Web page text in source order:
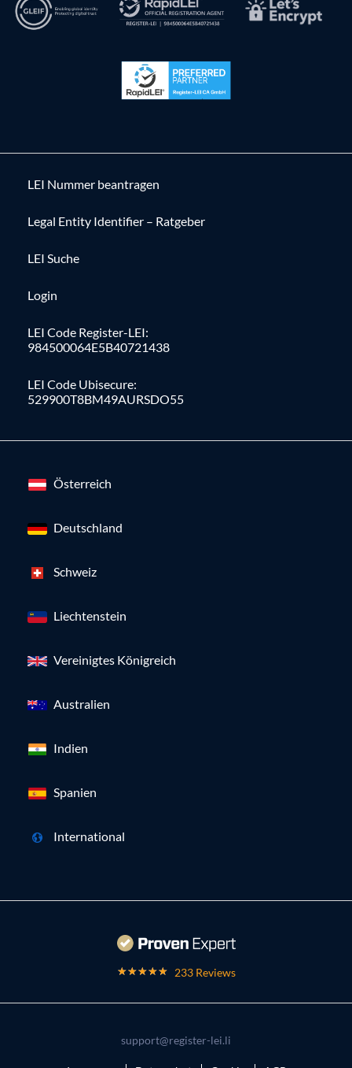
LEI Nummer beantragen
Legal Entity Identifier – Ratgeber
LEI Suche
Login
LEI Code Register-LEI:
984500064E5B40721438
LEI Code Ubisecure:
529900T8BM49AURSDO55
Österreich
Deutschland
Schweiz
Liechtenstein
Vereinigtes Königreich
Australien
Indien
Spanien
International
233 Reviews
support@register-lei.li